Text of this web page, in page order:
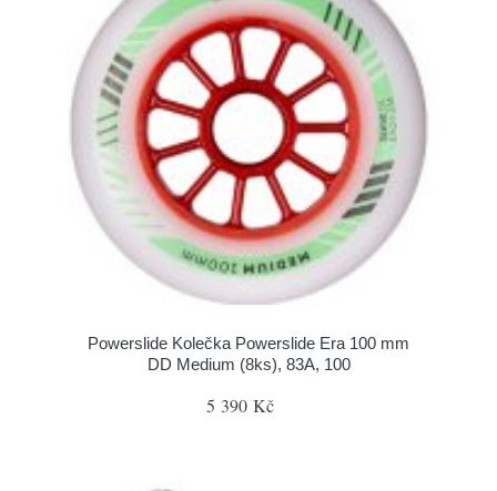
Powerslide Kolečka Powerslide Era 100 mm
DD Medium (8ks), 83A, 100
5 390 Kč